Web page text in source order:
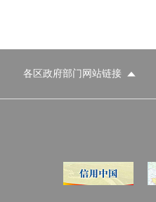
各区政府部门网站链接
网站
财政部